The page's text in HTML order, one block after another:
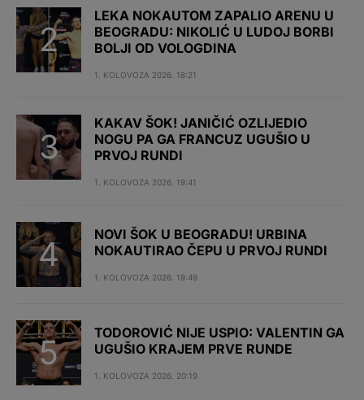
LEKA NOKAUTOM ZAPALIO ARENU U
BEOGRADU: NIKOLIĆ U LUDOJ BORBI
BOLJI OD VOLOGDINA
1. KOLOVOZA 2026. 18:21
KAKAV ŠOK! JANIČIĆ OZLIJEDIO
NOGU PA GA FRANCUZ UGUŠIO U
PRVOJ RUNDI
1. KOLOVOZA 2026. 19:41
NOVI ŠOK U BEOGRADU! URBINA
NOKAUTIRAO ČEPU U PRVOJ RUNDI
1. KOLOVOZA 2026. 19:49
TODOROVIĆ NIJE USPIO: VALENTIN GA
UGUŠIO KRAJEM PRVE RUNDE
1. KOLOVOZA 2026. 20:19